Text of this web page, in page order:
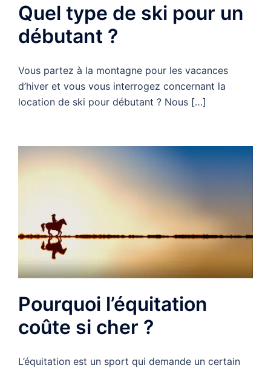
Quel type de ski pour un
débutant ?
Vous partez à la montagne pour les vacances
d’hiver et vous vous interrogez concernant la
location de ski pour débutant ? Nous […]
Pourquoi l’équitation
coûte si cher ?
L’équitation est un sport qui demande un certain